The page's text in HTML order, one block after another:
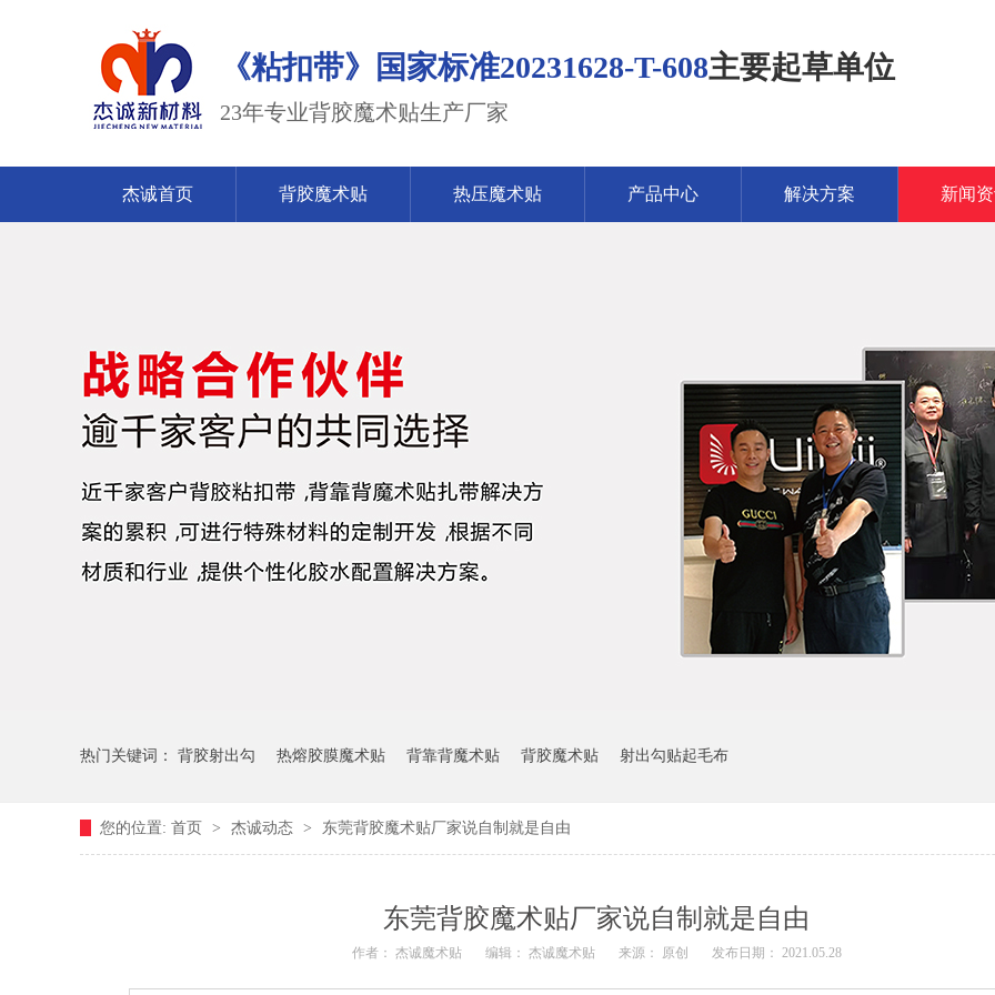
《粘扣带》国家标准20231628-T-608主要起草单位
23年专业背胶魔术贴生产厂家
杰诚首页 背胶魔术贴 热压魔术贴 产品中心 解决方案 新闻
热门关键词： 背胶射出勾 热熔胶膜魔术贴 背靠背魔术贴 背胶魔术贴 射出勾贴起毛布
您的位置: 首页 > 杰诚动态 > 东莞背胶魔术贴厂家说自制就是自由
东莞背胶魔术贴厂家说自制就是自由
作者： 杰诚魔术贴 编辑： 杰诚魔术贴 来源： 原创 发布日期： 2021.05.28